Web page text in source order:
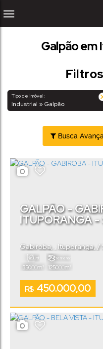
Galpão em
Tipo de Imóvel:
Industrial » Galpão
Busca
R$ 450.000,00
GALPÃO -
ITUPORANGA -
Gabiroba Ituporanga,
Útil:
350.00m²
Terreno:
1250.00m²